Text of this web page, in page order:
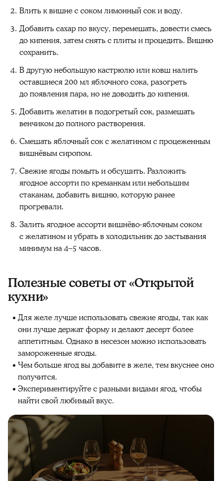
Влить к вишне с соком лимонный сок и воду.
Добавить сахар по вкусу, перемешать, довести смесь
до кипения, затем снять с плиты и процедить. Вишню
сохранить.
В другую небольшую кастрюлю или ковш налить
оставшиеся 200 мл яблочного сока, разогреть
до появления пара, но не доводить до кипения.
Добавить желатин в подогретый сок, размешать
венчиком до полного растворения.
Смешать яблочный сок с желатином с процеженным
вишнёвым сиропом.
Свежие ягоды помыть и обсушить. Разложить
ягодное ассорти по креманкам или небольшим
стаканам, добавить вишню, которую ранее
прогревали.
Залить ягодное ассорти вишнёво-яблочным соком
с желатином и убрать в холодильник до застывания
минимум на 4–5 часов.
Полезные советы от «Открытой
кухни»
Для желе лучше использовать свежие ягоды, так как
они лучше держат форму и делают десерт более
аппетитным. Однако в несезон можно использовать
замороженные ягоды.
Чем больше ягод вы добавите в желе, тем вкуснее оно
получится.
Экспериментируйте с разными видами ягод, чтобы
найти свой любимый вкус.